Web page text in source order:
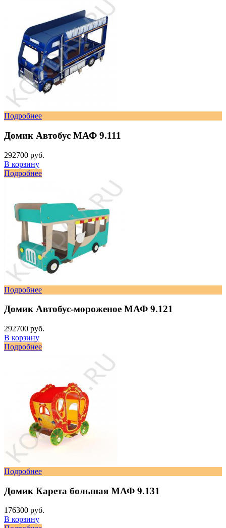
Подробнее
Домик Автобус МАФ 9.111
292700 руб.
В корзину
Подробнее
Подробнее
Домик Автобус-мороженое МАФ 9.121
292700 руб.
В корзину
Подробнее
Подробнее
Домик Карета большая МАФ 9.131
176300 руб.
В корзину